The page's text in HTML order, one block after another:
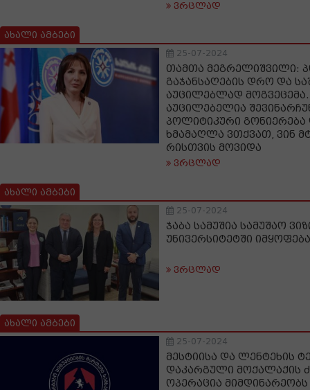
ვრცლად
ახალი ამბები
25-07-2024
თამთა მეგრელიშვილი:
გაჯანსაღების დრო და
აუცილებლად მოგვეცემა.
აუცილებელია
პოლიტიკური გონიერება
ხმამაღლა ვთქვათ, ვინ
რისთვის მოვიდა
ვრცლად
ახალი ამბები
25-07-2024
ჯაბა სამუშია სამუშაო
უნივერსიტეტში იმყოფება
ვრცლად
ახალი ამბები
25-07-2024
მესტიისა და ლენტეხის
დაკარგული მოქალაქის
ოპერაცია მიმდინარეობს